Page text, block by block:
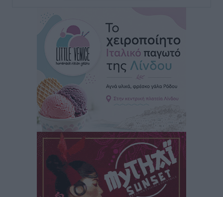
με επιτυχία την 17η διοργάνωση
πριν 53 λεπτά
Φοιτητική στέγη: «Φωτιά» τα ενοίκια σε Αθήνα και
Θεσσαλονίκη – Έως 800 ευρώ στο Ρέθυμνο
Ειδήσεις• πριν 1 ώρα
Η Τουρκία σε νέο «κρεσέντο» προκλήσεων στο Αιγαίο
με 18 παραβάσεις και παραβιάσεις
Ειδήσεις• πριν 1 ώρα
Θερινές εκπτώσεις 2026 έως τις 31 Αυγούστου – Τι
πρέπει να προσέξουν οι καταναλωτές
πριν 1 ώρα